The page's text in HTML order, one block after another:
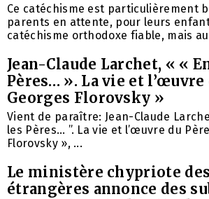
Ce catéchisme est particulièrement
parents en attente, pour leurs
catéchisme orthodoxe fiable, mais
Jean-Claude Larchet, « «
Pères… ». La vie et l’œuvre
Georges Florovsky »
Vient de paraître: Jean-Claude
les Pères… ”. La vie et l’œuvre du
Florovsky », ...
Le ministère chypriote
étrangères annonce des